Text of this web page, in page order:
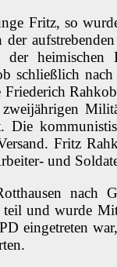
Fritz, so
der
heimischen
schließlich
Friederich
zweijährigen
Die
Fritz
und
nach
und wurde
eingetreten